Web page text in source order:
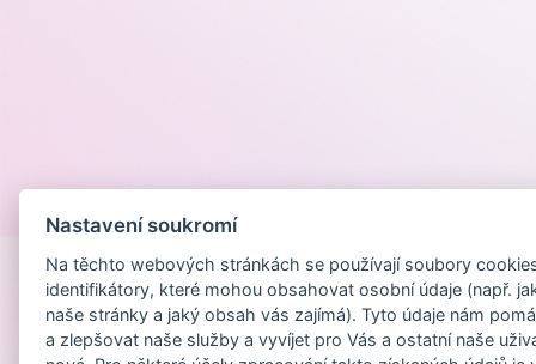
Nastavení soukromí
Na těchto webových stránkách se používají soubory
identifikátory, které mohou obsahovat osobní údaje (např.
naše stránky a jaký obsah vás zajímá). Tyto údaje nám
a zlepšovat naše služby a vyvíjet pro Vás a ostatní naše